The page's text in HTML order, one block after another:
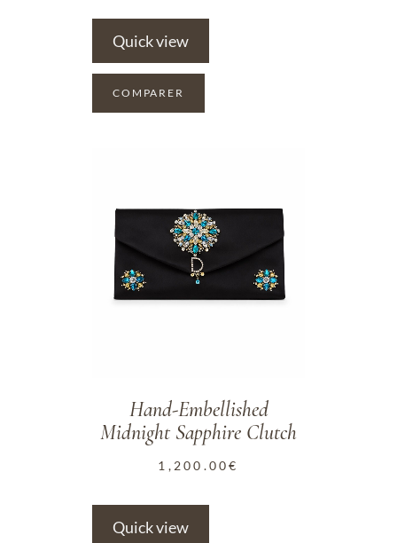
Quick view
COMPARER
Hand-Embellished
Midnight Sapphire Clutch
1,200.00€
Quick view